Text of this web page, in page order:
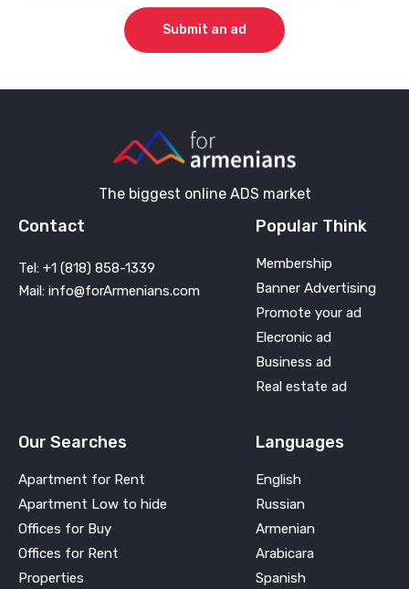
Submit an ad
The biggest online ADS market
Contact
Tel: +1 (818) 858-1339
Mail: info@forArmenians.com
Popular Think
Membership
Banner Advertising
Promote your ad
Elecronic ad
Business ad
Real estate ad
Our Searches
Apartment for Rent
Apartment Low to hide
Offices for Buy
Offices for Rent
Properties
Languages
English
Russian
Armenian
Arabicara
Spanish